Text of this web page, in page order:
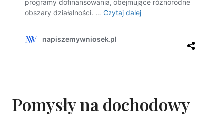
Pomysły na dochodowy